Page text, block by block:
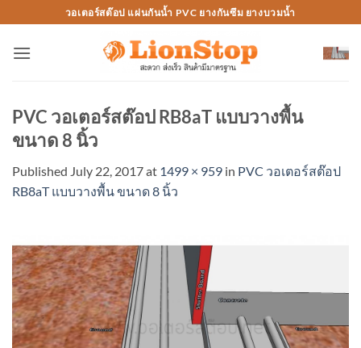
to
content
วอเตอร์สต๊อป แผ่นกันน้ำ PVC ยางกันซึม ยางบวมน้ำ
PVC วอเตอร์สต๊อป RB8aT แบบวางพื้น
ขนาด 8 นิ้ว
Published July 22, 2017at 1499 × 959 in PVC วอเตอร์สต๊อป
RB8aT แบบวางพื้น ขนาด 8 นิ้ว